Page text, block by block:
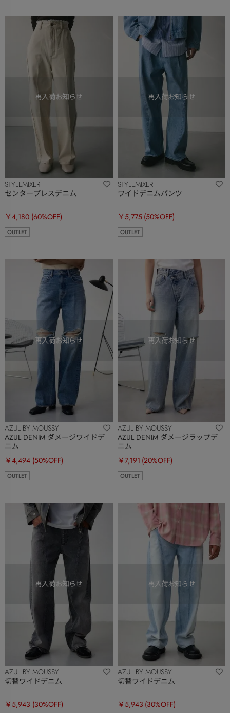
STYLEMIXER
センタープレスデニム
￥4,180 (60%OFF)
OUTLET
STYLEMIXER
ワイドデニムパンツ
￥5,775 (50%OFF)
OUTLET
AZUL BY MOUSSY
AZUL DENIM ダメージワイドデ
ニム
￥4,494 (50%OFF)
OUTLET
AZUL BY MOUSSY
AZUL DENIM ダメージラップデ
ニム
￥7,191 (20%OFF)
OUTLET
AZUL BY MOUSSY
切替ワイドデニム
￥5,943 (30%OFF)
AZUL BY MOUSSY
切替ワイドデニム
￥5,943 (30%OFF)